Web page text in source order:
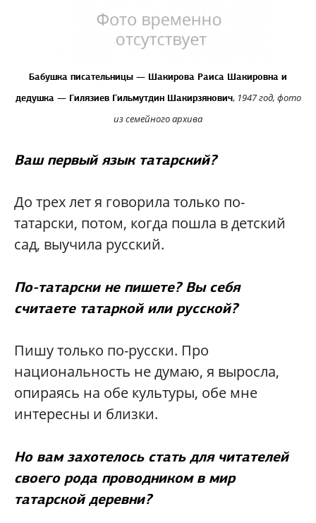
Бабушка писательницы — Шакирова Раиса Шакировна и
дедушка — Гилязиев Гильмутдин Шакирзянович, 1947 год, фото
из семейного архива
Ваш первый язык татарский?
До трех лет я говорила только по-
татарски, потом, когда пошла в детский
сад, выучила русский.
По-татарски не пишете? Вы себя
считаете татаркой или русской?
Пишу только по-русски. Про
национальность не думаю, я выросла,
опираясь на обе культуры, обе мне
интересны и близки.
Но вам захотелось стать для читателей
своего рода проводником в мир
татарской деревни?